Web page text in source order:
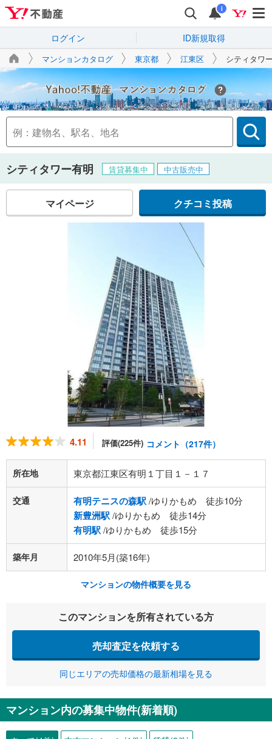
i
ログイン ID新規取得
マンションカタログ 東京都 江東区 シティタワ
Yahoo!不動産
シティタワー有明 賃貸募集中 中古販売中
マイページ クチコミ投稿
4.11 評価(225件) コメント（217件）
所在地 東京都江東区有明１丁目１－１７
交通 有明テニスの森駅/ゆりかもめ 徒歩10分
新豊洲駅/ゆりかもめ 徒歩14分
有明駅/ゆりかもめ 徒歩15分
築年月 2010年5月(築16年)
マンションの物件概要を見る
このマンションを所有されている方
売却査定を依頼する
同じエリアの売却価格の最新相場を見る
マンション内の募集中物件(新着順)